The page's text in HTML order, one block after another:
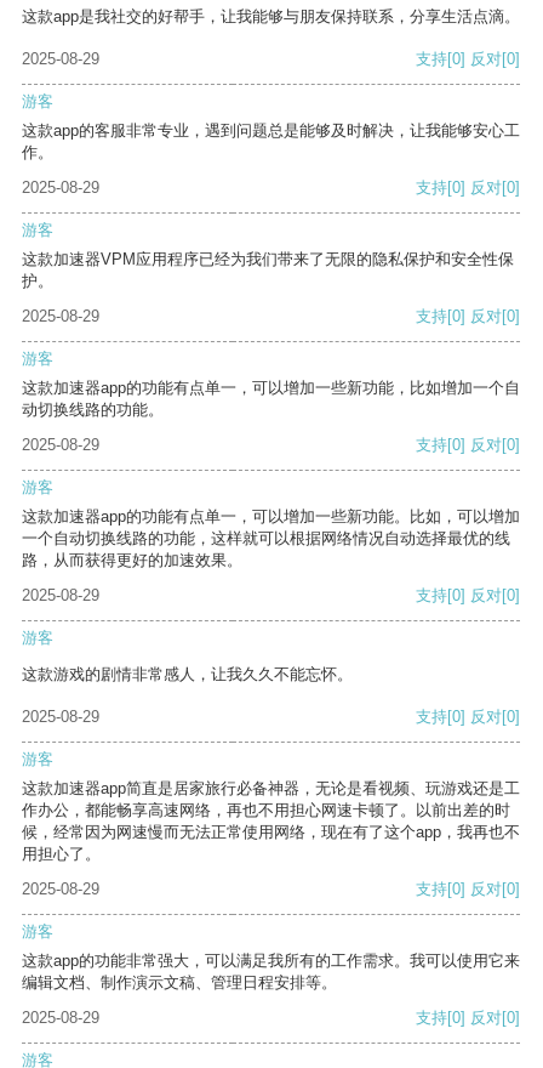
这款app是我社交的好帮手，让我能够与朋友保持联系，分享生活点滴。
2025-08-29 支持[0] 反对[0]
游客
这款app的客服非常专业，遇到问题总是能够及时解决，让我能够安心工
作。
2025-08-29
支持[0] 反对[0]
游客
这款加速器VPM应用程序已经为我们带来了无限的隐私保护和安全性保
护。
2025-08-29
支持[0] 反对[0]
游客
这款加速器app的功能有点单一，可以增加一些新功能，比如增加一个自
动切换线路的功能。
2025-08-29
支持[0] 反对[0]
游客
这款加速器app的功能有点单一，可以增加一些新功能。比如，可以增加
一个自动切换线路的功能，这样就可以根据网络情况自动选择最优的线
路，从而获得更好的加速效果。
2025-08-29
支持[0] 反对[0]
游客
这款游戏的剧情非常感人，让我久久不能忘怀。
2025-08-29 支持[0] 反对[0]
游客
这款加速器app简直是居家旅行必备神器，无论是看视频、玩游戏还是工
作办公，都能畅享高速网络，再也不用担心网速卡顿了。以前出差的时
候，经常因为网速慢而无法正常使用网络，现在有了这个app，我再也不
用担心了。
2025-08-29
支持[0] 反对[0]
游客
这款app的功能非常强大，可以满足我所有的工作需求。我可以使用它来
编辑文档、制作演示文稿、管理日程安排等。
2025-08-29
支持[0] 反对[0]
游客